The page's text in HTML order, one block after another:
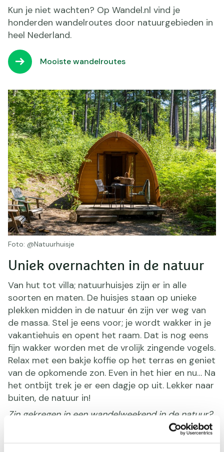
Kun je niet wachten? Op Wandel.nl vind je
honderden wandelroutes door natuurgebieden in
heel Nederland.
Mooiste wandelroutes
Foto: @Natuurhuisje
Uniek overnachten in de natuur
Van hut tot villa; natuurhuisjes zijn er in alle
soorten en maten. De huisjes staan op unieke
plekken midden in de natuur én zijn ver weg van
de massa. Stel je eens voor; je wordt wakker in je
vakantiehuis en opent het raam. Dat is nog eens
fijn wakker worden met de vrolijk zingende vogels.
Relax met een bakje koffie op het terras en geniet
van de opkomende zon. Even in het hier en nu… Na
het ontbijt trek je er een dagje op uit. Lekker naar
buiten, de natuur in!
Zin gekregen in een wandelweekend in de natuur?
Met deze winactie win je een weekendje weg t.w.v.